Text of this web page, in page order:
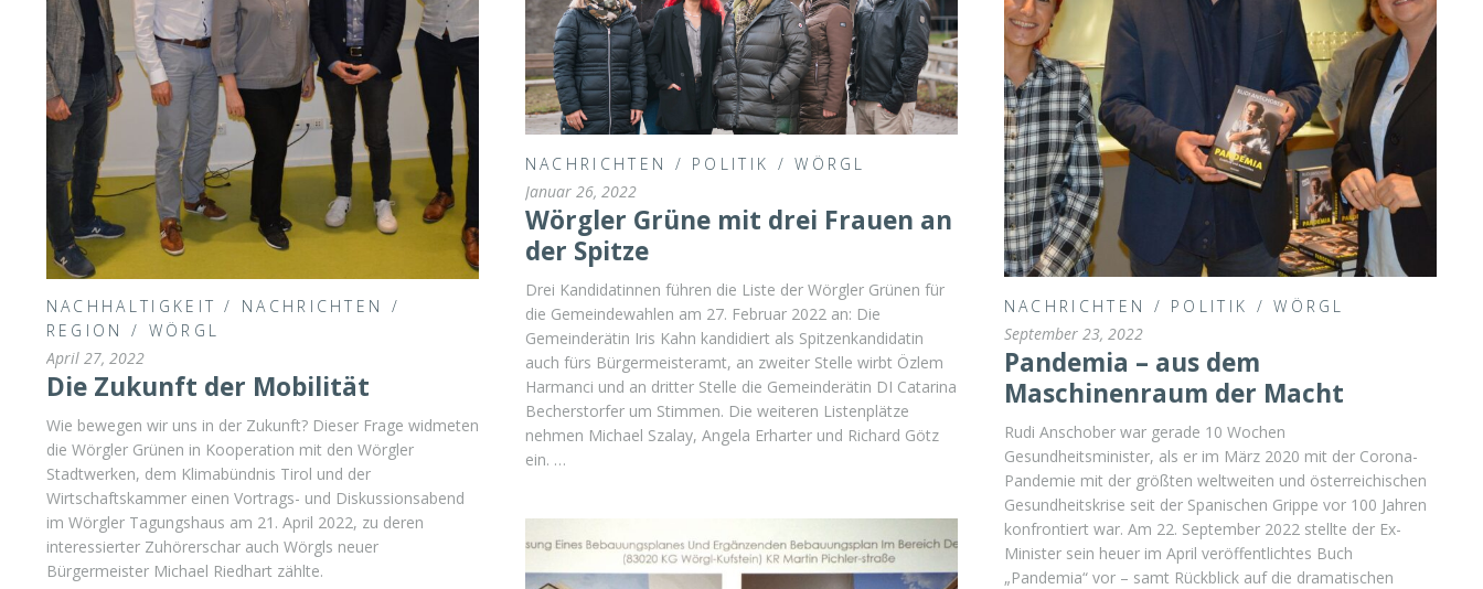
NACHRICHTEN / POLITIK /WÖRGL
September 23, 2022
Pandemia – aus dem
Maschinenraum der Macht
Rudi Anschober war gerade 10 Wochen
Gesundheitsminister, als er im März 2020 mit der Corona-
Pandemie mit der größten weltweiten und österreichischen
Gesundheitskrise seit der Spanischen Grippe vor 100 Jahren
konfrontiert war. Am 22. September 2022 stellte der Ex-
Minister sein heuer im April veröffentlichtes Buch
„Pandemia“ vor – samt Rückblick auf die dramatischen
NACHHALTIGKEIT / NACHRICHTEN
/
REGION
/ WÖRGL
April 27, 2022
Die Zukunft der Mobilität
Wie bewegen wir uns in der Zukunft? Dieser Frage widmeten
die Wörgler Grünen in Kooperation mit den Wörgler
Stadtwerken, dem Klimabündnis Tirol und der
Wirtschaftskammer einen Vortrags- und Diskussionsabend
im Wörgler Tagungshaus am 21. April 2022, zu deren
interessierter Zuhörerschar auch Wörgls neuer
Bürgermeister Michael Riedhart zählte.
NACHRICHTEN / POLITIK /WÖRGL
Januar 26, 2022
Wörgler Grüne mit drei Frauen an
der Spitze
Drei Kandidatinnen führen die Liste der Wörgler Grünen für
die Gemeindewahlen am 27. Februar 2022 an: Die
Gemeinderätin Iris Kahn kandidiert als Spitzenkandidatin
auch fürs Bürgermeisteramt, an zweiter Stelle wirbt Özlem
Harmanci und an dritter Stelle die Gemeinderätin DI Catarina
Becherstorfer um Stimmen. Die weiteren Listenplätze
nehmen Michael Szalay, Angela Erharter und Richard Götz
ein. …